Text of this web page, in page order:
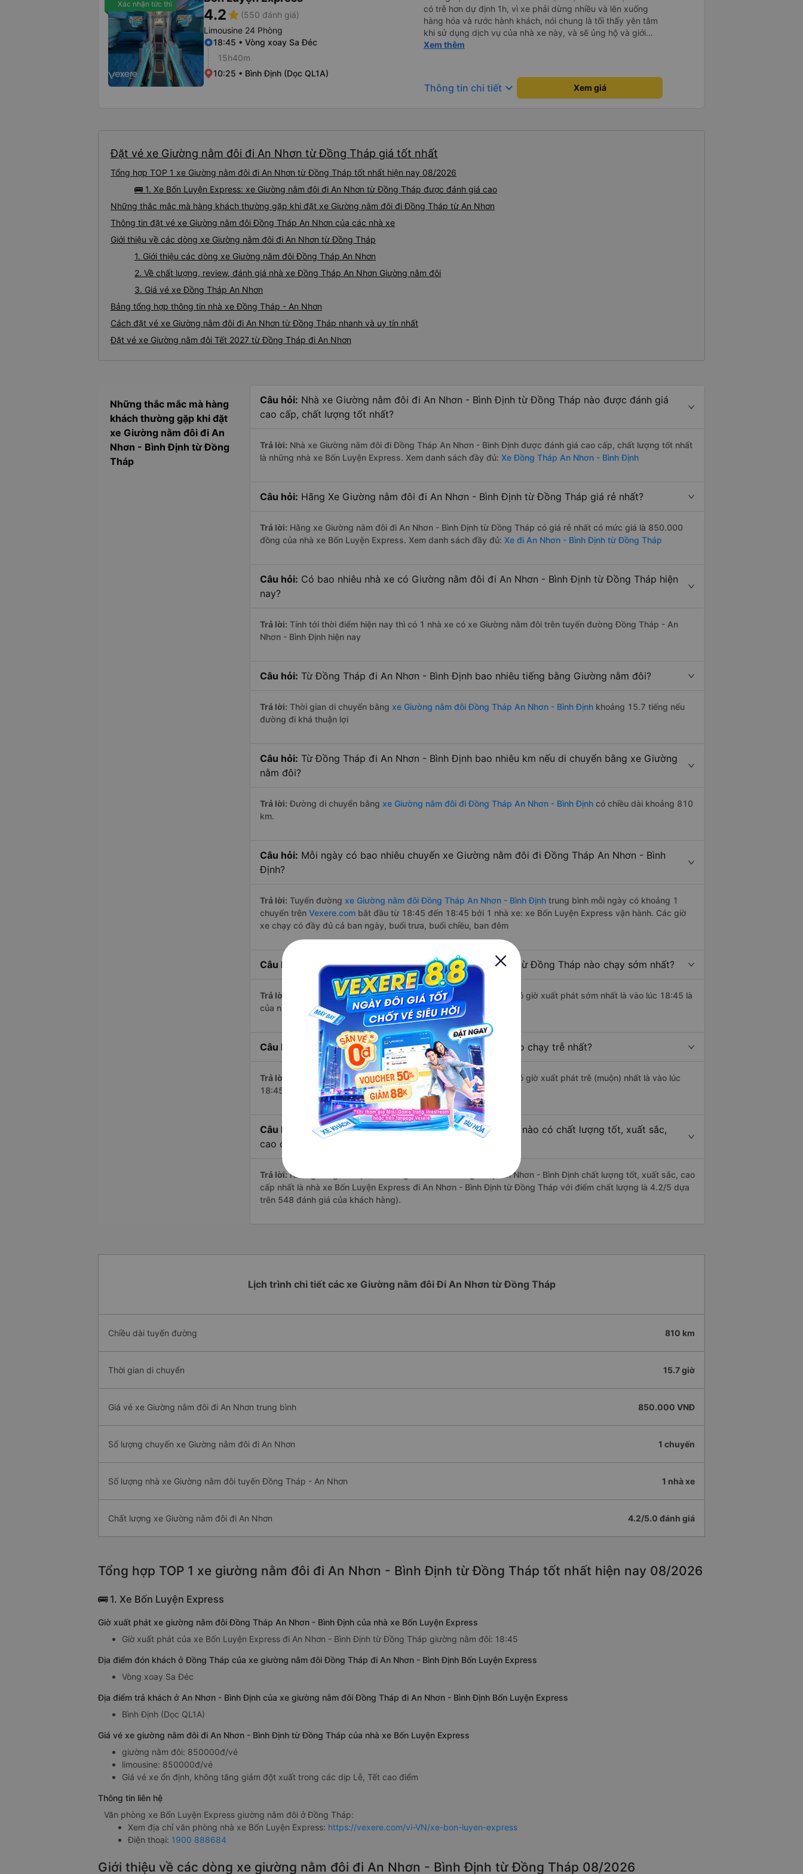
Xác nhận tức thì
4.2star (550 đánh giá)
Limousine 24 Phòng
18:45 • Vòng xoay Sa Đéc
15h40m
10:25 • Bình Định (Dọc QL1A)
có trễ hơn dự định 1h, vì xe phải dừng nhiều và lên xuống
hàng hóa và rước hành khách, nói chung là tối thấy yên tâm
khi sử dụng dịch vụ của nhà xe này, và sẽ ủng hộ và giới
thiệu cho người thân sử dụng dịch vụ của nhà xe này
Xem thêm
Thông tin chi tiết keyboard_arrow_down Xem giá
Đặt vé xe Giường nằm đôi đi An Nhơn từ Đồng Tháp giá tốt nhất
Tổng hợp TOP 1 xe Giường nằm đôi đi An Nhơn từ Đồng Tháp tốt nhất hiện nay 08/2026
🚌 1. Xe Bốn Luyện Express: xe Giường nằm đôi đi An Nhơn từ Đồng Tháp được đánh giá cao
Những thắc mắc mà hàng khách thường gặp khi đặt xe Giường nằm đôi đi Đồng Tháp từ An Nhơn
Thông tin đặt vé xe Giường nằm đôi Đồng Tháp An Nhơn của các nhà xe
Giới thiệu về các dòng xe Giường nằm đôi đi An Nhơn từ Đồng Tháp
1. Giới thiệu các dòng xe Giường nằm đôi Đồng Tháp An Nhơn
2. Về chất lượng, review, đánh giá nhà xe Đồng Tháp An Nhơn Giường nằm đôi
3. Giá vé xe Đồng Tháp An Nhơn
Bảng tổng hợp thông tin nhà xe Đồng Tháp - An Nhơn
Cách đặt vé xe Giường nằm đôi đi An Nhơn từ Đồng Tháp nhanh và uy tín nhất
Đặt vé xe Giường nằm đôi Tết 2027 từ Đồng Tháp đi An Nhơn
Những thắc mắc mà hàng
khách thường gặp khi đặt
xe Giường nằm đôi đi An
Nhơn - Bình Định từ Đồng
Tháp
Câu hỏi: Nhà xe Giường nằm đôi đi An Nhơn - Bình Định từ Đồng Tháp nào được đánh giá
cao cấp, chất lượng tốt nhất?
Trả lời: Nhà xe Giường nằm đôi đi Đồng Tháp An Nhơn - Bình Định được đánh giá cao cấp, chất lượng tốt nhất
là những nhà xe Bốn Luyện Express. Xem danh sách đầy đủ: Xe Đồng Tháp An Nhơn - Bình Định
Câu hỏi: Hãng Xe Giường nằm đôi đi An Nhơn - Bình Định từ Đồng Tháp giá rẻ nhất?
Trả lời: Hãng xe Giường nằm đôi đi An Nhơn - Bình Định từ Đồng Tháp có giá rẻ nhất có mức giá là 850.000
đồng của nhà xe Bốn Luyện Express. Xem danh sách đầy đủ: Xe đi An Nhơn - Bình Định từ Đồng Tháp
Câu hỏi: Có bao nhiêu nhà xe có Giường nằm đôi đi An Nhơn - Bình Định từ Đồng Tháp hiện
nay?
Trả lời: Tính tới thời điểm hiện nay thì có 1 nhà xe có xe Giường nằm đôi trên tuyến đường Đồng Tháp - An
Nhơn - Bình Định hiện nay
Câu hỏi: Từ Đồng Tháp đi An Nhơn - Bình Định bao nhiêu tiếng bằng Giường nằm đôi?
Trả lời: Thời gian di chuyển bằng xe Giường nằm đôi Đồng Tháp An Nhơn - Bình Định khoảng 15.7 tiếng nếu
đường đi khá thuận lợi
Câu hỏi: Từ Đồng Tháp đi An Nhơn - Bình Định bao nhiêu km nếu di chuyển bằng xe Giường
nằm đôi?
Trả lời: Đường di chuyển bằng xe Giường nằm đôi đi Đồng Tháp An Nhơn - Bình Định có chiều dài khoảng 810
km.
Câu hỏi: Mỗi ngày có bao nhiêu chuyến xe Giường nằm đôi đi Đồng Tháp An Nhơn - Bình
Định?
Trả lời: Tuyến đường xe Giường nằm đôi Đồng Tháp An Nhơn - Bình Định trung bình mỗi ngày có khoảng 1
chuyến trên Vexere.com bắt đầu từ 18:45 đến 18:45 bởi 1 nhà xe: xe Bốn Luyện Express vận hành. Các giờ
xe chạy có đầy đủ cả ban ngày, buổi trưa, buổi chiều, ban đêm
Câu hỏi: Nhà xe Giường nằm đôi đi An Nhơn - Bình Định từ Đồng Tháp nào chạy sớm nhất?
Trả lời: Chuyến Giường nằm đôi Đồng Tháp An Nhơn - Bình Định
có giờ xuất phát sớm nhất là vào lúc 18:45 là
của nhà xe Bốn Luyện Express.
Câu hỏi: Nhà xe đi An Nhơn - Bình Định từ Đồng Tháp nào chạy trễ nhất?
Trả lời: ChuyếnGiường nằm đôi Đồng Tháp An Nhơn - Bình Định
có giờ xuất phát trễ (muộn) nhất là vào lúc
18:45 là của nhà xe Bốn Luyện Express.
Câu hỏi:
Review xe đi An Nhơn - Bình Định từ Đồng Tháp nào có chất lượng tốt, xuất sắc,
cao cấp nhất?
Trả lời:Những hãng có loại xe Giường nằm đôi đi Đồng Tháp An Nhơn - Bình Định chất lượng tốt, xuất sắc, cao
cấp nhất là nhà xe Bốn Luyện Express đi An Nhơn - Bình Định từ Đồng Tháp với điểm chất lượng là 4.2/5 dựa
trên 548 đánh giá của khách hàng).
Lịch trình chi tiết các xe Giường nằm đôi Đi An Nhơn từ Đồng Tháp
Chiều dài tuyến đường 810 km
Thời gian di chuyển 15.7 giờ
Giá vé xe Giường nằm đôi đi An Nhơn trung bình 850.000 VNĐ
Số lượng chuyến xe Giường nằm đôi đi An Nhơn 1 chuyến
Số lượng nhà xe Giường nằm đôi tuyến Đồng Tháp - An Nhơn 1 nhà xe
Chất lượng xe Giường nằm đôi đi An Nhơn 4.2/5.0 đánh giá
Tổng hợp TOP 1 xe giường nằm đôi đi An Nhơn - Bình Định từ Đồng Tháp tốt nhất hiện nay 08/2026
🚌 1. Xe Bốn Luyện Express
Giờ xuất phát xe giường nằm đôi Đồng Tháp An Nhơn - Bình Định của nhà xe Bốn Luyện Express
Giờ xuất phát của xe Bốn Luyện Express đi An Nhơn - Bình Định từ Đồng Tháp giường nằm đôi: 18:45
Địa điểm đón khách ở Đồng Tháp của xe giường nằm đôi Đồng Tháp đi An Nhơn - Bình Định Bốn Luyện Express
Vòng xoay Sa Đéc
Địa điểm trả khách ở An Nhơn - Bình Định của xe giường nằm đôi Đồng Tháp đi An Nhơn - Bình Định Bốn Luyện Express
Bình Định (Dọc QL1A)
Giá vé xe giường nằm đôi đi An Nhơn - Bình Định từ Đồng Tháp của nhà xe Bốn Luyện Express
giường nằm đôi: 850000đ/vé
limousine: 850000đ/vé
Giá vé xe ổn định, không tăng giảm đột xuất trong các dịp Lễ, Tết cao điểm
Thông tin liên hệ
Văn phòng xe Bốn Luyện Express giường nằm đôi ở Đồng Tháp:
Xem địa chỉ văn phòng nhà xe Bốn Luyện Express: https://vexere.com/vi-VN/xe-bon-luyen-express
Điện thoại: 1900 888684
Giới thiệu về các dòng xe giường nằm đôi đi An Nhơn - Bình Định từ Đồng Tháp 08/2026